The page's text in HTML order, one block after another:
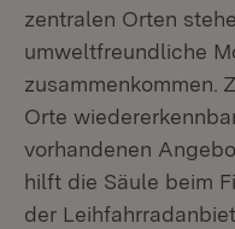
zentralen Orten
umweltfreundliche
zusammenkommen.
Orte
vorhandenen
hilft die Säule beim
der